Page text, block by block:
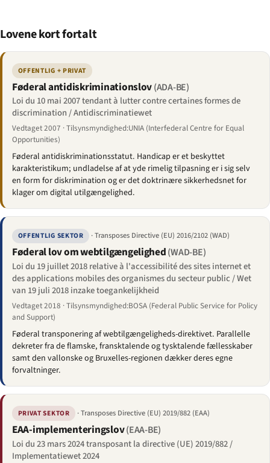
Lovene kort fortalt
OFFENTLIG + PRIVAT
Føderal antidiskriminationslov(ADA-BE)
Loi du 10 mai 2007 tendant à lutter contre certaines formes de
discrimination / Antidiscriminatiewet
Vedtaget 2007 · Tilsynsmyndighed:UNIA (Interfederal Centre for Equal
Opportunities)
Føderal antidiskriminationsstatut. Handicap er et beskyttet
karakteristikum; undladelse af at yde rimelig tilpasning er i sig selv
en form for diskrimination og er det doktrinære sikkerhedsnet for
klager om digital utilgængelighed.
OFFENTLIG SEKTOR · Transposes Directive (EU) 2016/2102 (WAD)
Føderal lov om webtilgængelighed(WAD-BE)
Loi du 19 juillet 2018 relative à l'accessibilité des sites internet et
des applications mobiles des organismes du secteur public / Wet
van 19 juli 2018 inzake toegankelijkheid
Vedtaget 2018 · Tilsynsmyndighed:BOSA (Federal Public Service for Policy
and Support)
Føderal transponering af webtilgængeligheds-direktivet. Parallelle
dekreter fra de flamske, fransktalende og tysktalende fællesskaber
samt den vallonske og Bruxelles-regionen dækker deres egne
forvaltninger.
PRIVAT SEKTOR · Transposes Directive (EU) 2019/882 (EAA)
EAA-implementeringslov(EAA-BE)
Loi du 23 mars 2024 transposant la directive (UE) 2019/882 /
Implementatiewet 2024